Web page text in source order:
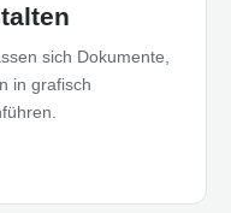
sich Dokumente,
in grafisch